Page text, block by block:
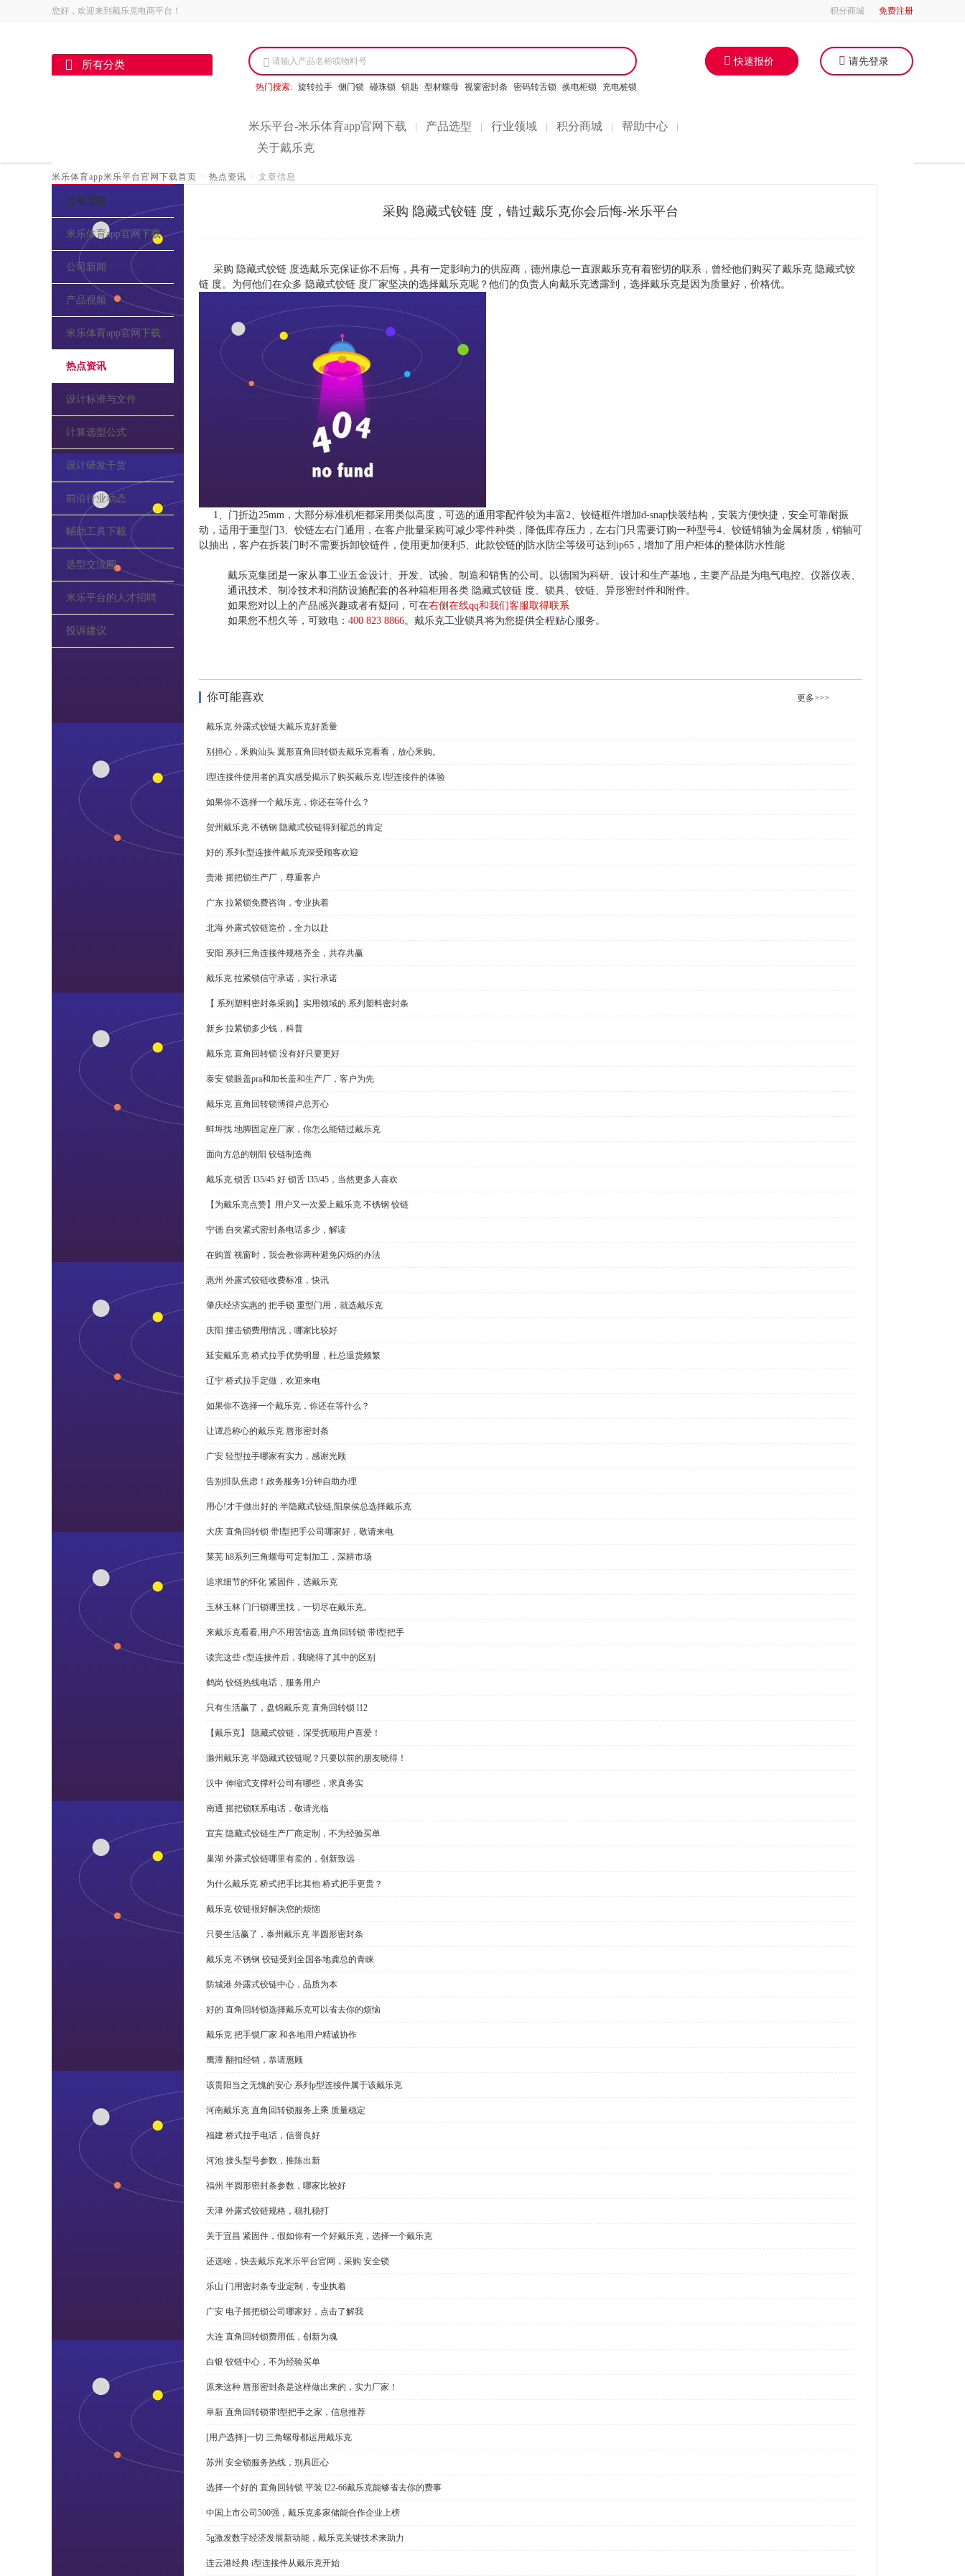
您好，欢迎来到戴乐克电商平台！ 积分商城 免费注册
所有分类 请输入产品名称或物料号
热门搜索: 旋转拉手 侧门锁 碰珠锁 钥匙 型材螺母 视窗密封条 密码转舌锁 换电柜锁 充电桩锁
米乐平台-米乐体育app官网下载 产品选型 行业领域 积分商城 帮助中心
关于戴乐克
快速报价 请先登录
米乐体育app米乐平台官网下载首页 > 热点资讯 > 文章信息
文章导航
米乐体育app官网下载的介绍
公司新闻
产品视频
米乐体育app官网下载的公告
热点资讯
设计标准与文件
计算选型公式
设计研发干货
前沿行业动态
輔助工具下載
选型交流圈
米乐平台的人才招聘
投诉建议
采购 隐藏式铰链 度，错过戴乐克你会后悔-米乐平台
采购 隐藏式铰链 度选戴乐克保证你不后悔，具有一定影响力的供应商，德州康总一直跟戴乐克有着密切的联系，曾经他们购买了戴乐克 隐藏式铰
链 度。为何他们在众多 隐藏式铰链 度厂家坚决的选择戴乐克呢？他们的负责人向戴乐克透露到，选择戴乐克是因为质量好，价格优。
1、门折边25mm，大部分标准机柜都采用类似高度，可选的通用零配件较为丰富2、铰链框件增加d-snap快装结构，安装方便快捷，安全可靠耐振
动，适用于重型门3、铰链左右门通用，在客户批量采购可减少零件种类，降低库存压力，左右门只需要订购一种型号4、铰链销轴为金属材质，销轴可
以抽出，客户在拆装门时不需要拆卸铰链件，使用更加便利5、此款铰链的防水防尘等级可达到ip65，增加了用户柜体的整体防水性能
戴乐克集团是一家从事工业五金设计、开发、试验、制造和销售的公司。以德国为科研、设计和生产基地，主要产品是为电气电控、仪器仪表、
通讯技术、制冷技术和消防设施配套的各种箱柜用各类 隐藏式铰链 度、锁具、铰链、异形密封件和附件。
如果您对以上的产品感兴趣或者有疑问，可在右侧在线qq和我们客服取得联系
如果您不想久等，可致电： 400 823 8866。戴乐克工业锁具将为您提供全程贴心服务。
你可能喜欢 更多>>>
戴乐克 外露式铰链大戴乐克好质量
别担心，釆购汕头 翼形直角回转锁去戴乐克看看，放心釆购。
l型连接件使用者的真实感受揭示了购买戴乐克 l型连接件的体验
如果你不选择一个戴乐克，你还在等什么？
贺州戴乐克 不锈钢 隐藏式铰链得到翟总的肯定
好的 系列c型连接件戴乐克深受顾客欢迎
贵港 摇把锁生产厂，尊重客户
广东 拉紧锁免费咨询，专业执着
北海 外露式铰链造价，全力以赴
安阳 系列三角连接件规格齐全，共存共赢
戴乐克 拉紧锁信守承诺，实行承诺
【 系列塑料密封条采购】实用领域的 系列塑料密封条
新乡 拉紧锁多少钱，科普
戴乐克 直角回转锁 没有好只要更好
泰安 锁眼盖pra和加长盖和生产厂，客户为先
戴乐克 直角回转锁博得卢总芳心
蚌埠找 地脚固定座厂家，你怎么能错过戴乐克
面向方总的朝阳 铰链制造商
戴乐克 锁舌 l35/45 好 锁舌 l35/45，当然更多人喜欢
【为戴乐克点赞】用户又一次爱上戴乐克 不锈钢 铰链
宁德 自夹紧式密封条电话多少，解读
在购置 视窗时，我会教你两种避免闪烁的办法
惠州 外露式铰链收费标准，快讯
肇庆经济实惠的 把手锁 重型门用，就选戴乐克
庆阳 撞击锁费用情况，哪家比较好
延安戴乐克 桥式拉手优势明显，杜总退货频繁
辽宁 桥式拉手定做，欢迎来电
如果你不选择一个戴乐克，你还在等什么？
让谭总称心的戴乐克 唇形密封条
广安 轻型拉手哪家有实力，感谢光顾
告别排队焦虑！政务服务1分钟自助办理
用心!才干做出好的 半隐藏式铰链,阳泉侯总选择戴乐克
大庆 直角回转锁 带l型把手公司哪家好，敬请来电
莱芜 h8系列三角螺母可定制加工，深耕市场
追求细节的怀化 紧固件，选戴乐克
玉林玉林 门闩锁哪里找，一切尽在戴乐克。
来戴乐克看看,用户不用苦恼选 直角回转锁 带l型把手
读完这些 c型连接件后，我晓得了其中的区别
鹤岗 铰链热线电话，服务用户
只有生活赢了，盘锦戴乐克 直角回转锁 l12
【戴乐克】 隐藏式铰链，深受抚顺用户喜爱！
滁州戴乐克 半隐藏式铰链呢？只要以前的朋友晓得！
汉中 伸缩式支撑杆公司有哪些，求真务实
南通 摇把锁联系电话，敬请光临
宜宾 隐藏式铰链生产厂商定制，不为经验买单
巢湖 外露式铰链哪里有卖的，创新致远
为什么戴乐克 桥式把手比其他 桥式把手更贵？
戴乐克 铰链很好解决您的烦恼
只要生活赢了，泰州戴乐克 半圆形密封条
戴乐克 不锈钢 铰链受到全国各地龚总的青睐
防城港 外露式铰链中心，品质为本
好的 直角回转锁选择戴乐克可以省去你的烦恼
戴乐克 把手锁厂家 和各地用户精诚协作
鹰潭 翻扣经销，恭请惠顾
该贵阳当之无愧的安心 系列p型连接件属于该戴乐克
河南戴乐克 直角回转锁服务上乘 质量稳定
福建 桥式拉手电话，信誉良好
河池 接头型号参数，推陈出新
福州 半圆形密封条参数，哪家比较好
天津 外露式铰链规格，稳扎稳打
关于宜昌 紧固件，假如你有一个好戴乐克，选择一个戴乐克
还选啥，快去戴乐克米乐平台官网，采购 安全锁
乐山 门用密封条专业定制，专业执着
广安 电子摇把锁公司哪家好，点击了解我
大连 直角回转锁费用低，创新为魂
白银 铰链中心，不为经验买单
原来这种 唇形密封条是这样做出来的，实力厂家！
阜新 直角回转锁带l型把手之家，信息推荐
[用户选择]一切 三角螺母都运用戴乐克
苏州 安全锁服务热线，别具匠心
选择一个好的 直角回转锁 平装 l22-66戴乐克能够省去你的费事
中国上市公司500强，戴乐克多家储能合作企业上榜
5g激发数字经济发展新动能，戴乐克关键技术来助力
连云港经典 i型连接件从戴乐克开始